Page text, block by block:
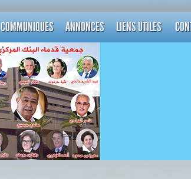
COMMUNIQUES ANNONCES LIENS UTILES